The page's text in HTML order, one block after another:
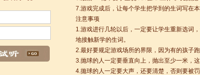
立大学国际企业管理硕士 + 跨文化职场通行证，2025 招生开启
数的具体要求
Beginners 30-Day Challenge day 3
Beginners 30-Day Challenge day 2
7.游戏完成后，让每个学生把学到的生词写在
注意事项
1.游戏进行几轮以后，一定要让学生重新选词
地接触新学的生词。
2.最好要规定游戏场所的界限，因为有的孩子
3.抛球的人一定要垂直向上，抛出至少一米，
4.拋球的人一定要大声，还要清楚，否则要被罚